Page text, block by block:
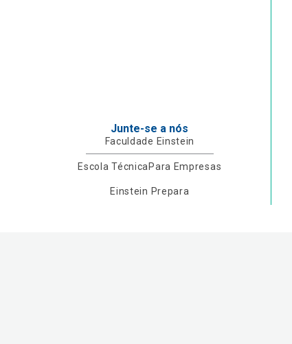
Junte-se a nós
Faculdade Einstein
Escola Técnica Para Empresas
Einstein Prepara